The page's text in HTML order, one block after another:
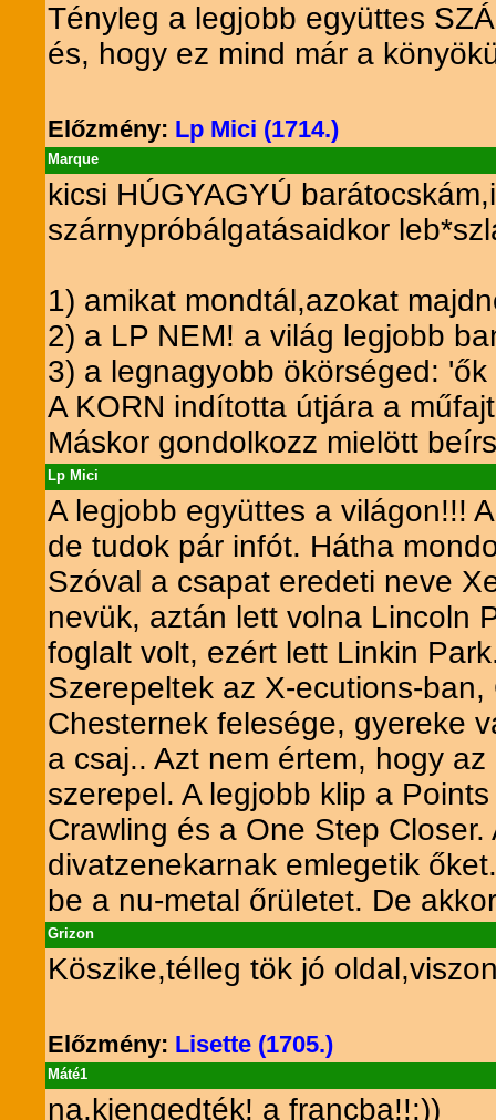
Tényleg a legjobb együttes
és, hogy ez mind már a
Előzmény: Lp Mici (1714.)
Marque
kicsi HÚGYAGYÚ
szárnypróbálgatásaidkor
1) amikat mondtál,azokat
2) a LP NEM! a világ legjobb
3) a legnagyobb ökörséged:
A KORN indította útjára a
Máskor gondolkozz mielött
Lp Mici
A legjobb együttes a világon!!!
de tudok pár infót. Hátha
Szóval a csapat eredeti neve
nevük, aztán lett volna Lincoln
foglalt volt, ezért lett Linkin
Szerepeltek az X-ecutions-
Chesternek felesége, gyereke
a csaj.. Azt nem értem, hogy
szerepel. A legjobb klip a
Crawling és a One Step
divatzenekarnak emlegetik
be a nu-metal őrületet. De
Grizon
Köszike,télleg tök jó
Előzmény: Lisette (1705.)
Máté1
na,kiengedték! a francba!!:))